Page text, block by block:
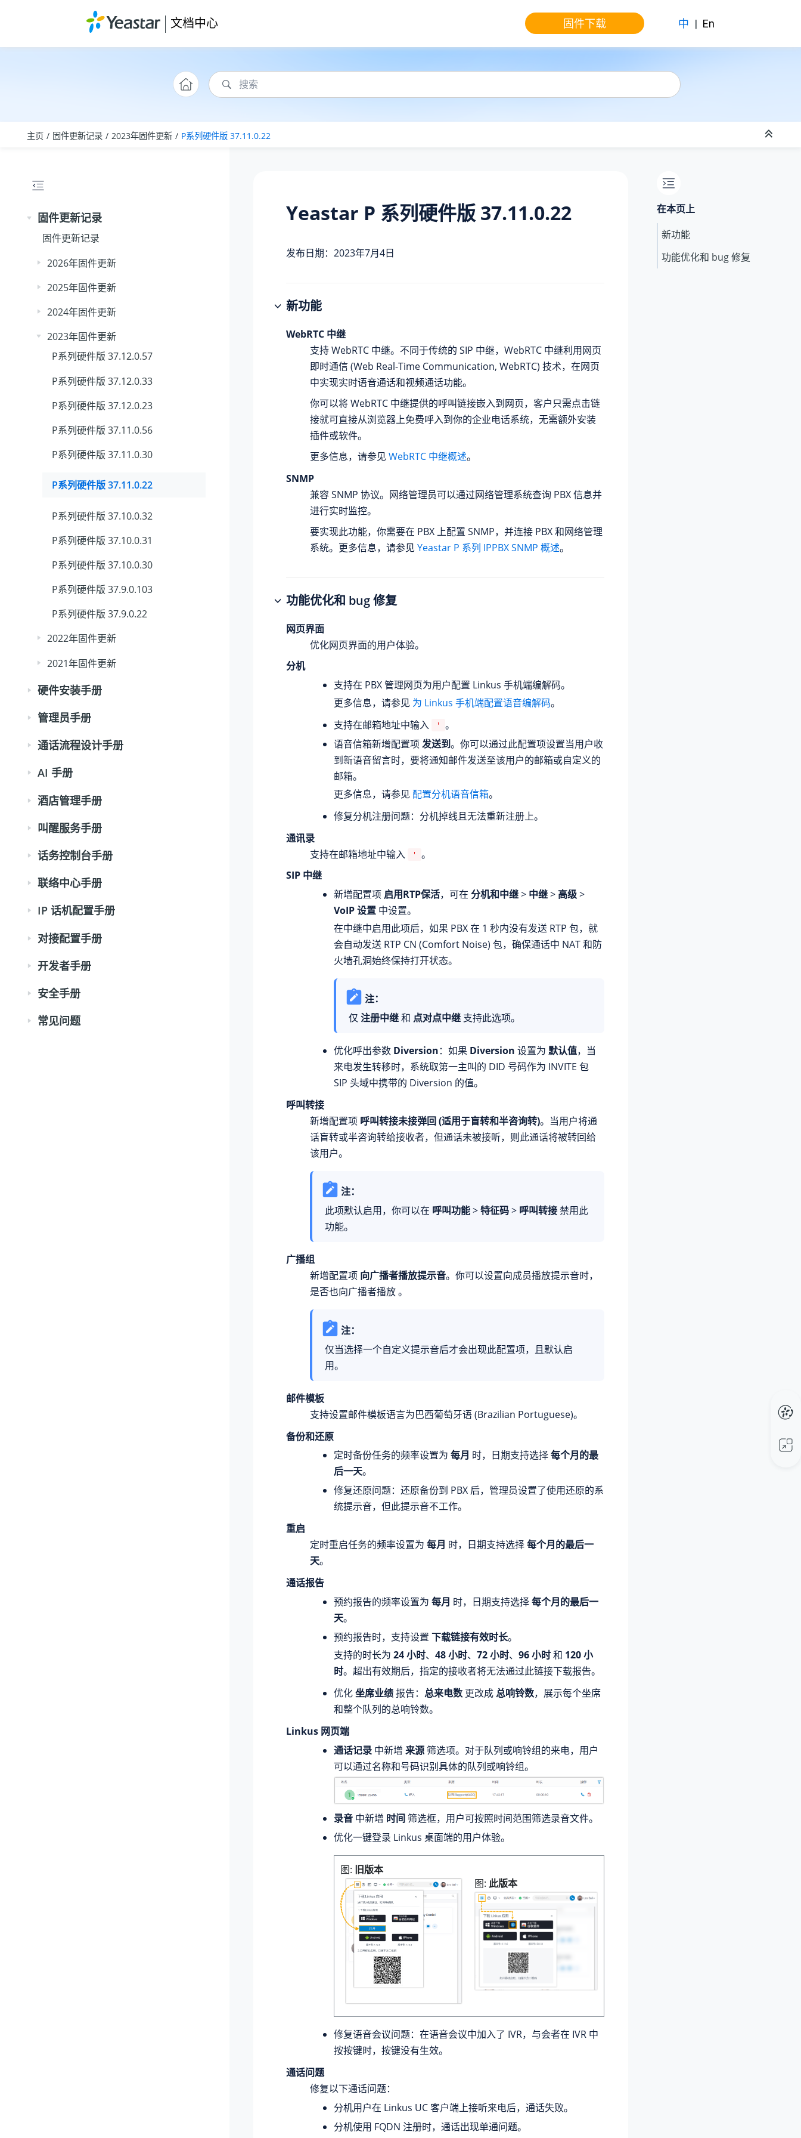
文档中心 固件下载 中 | En
主页 固件更新记录 2023年固件更新 P系列硬件版 37.11.0.22
固件更新记录
固件更新记录
2026年固件更新
2025年固件更新
2024年固件更新
2023年固件更新
P系列硬件版 37.12.0.57
P系列硬件版 37.12.0.33
P系列硬件版 37.12.0.23
P系列硬件版 37.11.0.56
P系列硬件版 37.11.0.30
P系列硬件版 37.11.0.22
P系列硬件版 37.10.0.32
P系列硬件版 37.10.0.31
P系列硬件版 37.10.0.30
P系列硬件版 37.9.0.103
P系列硬件版 37.9.0.22
2022年固件更新
2021年固件更新
硬件安装手册
管理员手册
通话流程设计手册
AI 手册
酒店管理手册
叫醒服务手册
话务控制台手册
联络中心手册
IP 话机配置手册
对接配置手册
开发者手册
安全手册
常见问题
Yeastar P 系列硬件版 37.11.0.22
发布日期：2023年7月4日
新功能
WebRTC 中继
支持 WebRTC 中继。不同于传统的 SIP 中继，WebRTC 中继利用网页
即时通信 (Web Real-Time Communication, WebRTC) 技术，在网页
中实现实时语音通话和视频通话功能。
你可以将 WebRTC 中继提供的呼叫链接嵌入到网页，客户只需点击链
接就可直接从浏览器上免费呼入到你的企业电话系统，无需额外安装
插件或软件。
更多信息，请参见 WebRTC 中继概述。
SNMP
兼容 SNMP 协议。网络管理员可以通过网络管理系统查询 PBX 信息并
进行实时监控。
要实现此功能，你需要在 PBX 上配置 SNMP，并连接 PBX 和网络管理
系统。更多信息，请参见 Yeastar P 系列 IPPBXSNMP 概述。
功能优化和 bug 修复
网页界面
优化网页界面的用户体验。
分机
支持在 PBX 管理网页为用户配置 Linkus 手机端编解码。
更多信息，请参见 为 Linkus 手机端配置语音编解码。
支持在邮箱地址中输入
' 。
语音信箱新增配置项发送到。你可以通过此配置项设置当用户收
到新语音留言时，要将通知邮件发送至该用户的邮箱或自定义的
邮箱。
更多信息，请参见 配置分机语音信箱。
修复分机注册问题：分机掉线且无法重新注册上。
通讯录
支持在邮箱地址中输入
' 。
SIP 中继
新增配置项 启用RTP保活，可在 分机和中继> 中继> 高级>
VoIP 设置 中设置。
在中继中启用此项后，如果 PBX 在 1 秒内没有发送 RTP 包，就
会自动发送 RTP CN (Comfort Noise) 包，确保通话中 NAT 和防
火墙孔洞始终保持打开状态。
注：
仅 注册中继和 点对点中继支持此选项。
优化呼出参数 Diversion：如果 Diversion 设置为 默认值，当
来电发生转移时，系统取第一主叫的 DID 号码作为 INVITE 包
SIP 头域中携带的 Diversion 的值。
呼叫转接
新增配置项 呼叫转接未接弹回 (适用于盲转和半咨询转)。当用户将通
话盲转或半咨询转给接收者，但通话未被接听，则此通话将被转回给
该用户。
注：
此项默认启用，你可以在 呼叫功能>特征码> 呼叫转接禁用此
功能。
广播组
新增配置项 向广播者播放提示音。你可以设置向成员播放提示音时，
是否也向广播者播放 。
注：
仅当选择一个自定义提示音后才会出现此配置项，且默认启
用。
邮件模板
支持设置邮件模板语言为巴西葡萄牙语 (Brazilian Portuguese)。
备份和还原
定时备份任务的频率设置为 每月 时，日期支持选择每个月的最
后一天。
修复还原问题：还原备份到 PBX 后，管理员设置了使用还原的系
统提示音，但此提示音不工作。
重启
定时重启任务的频率设置为 每月 时，日期支持选择每个月的最后一
天。
通话报告
预约报告的频率设置为 每月 时，日期支持选择每个月的最后一
天。
预约报告时，支持设置 下载链接有效时长。
支持的时长为 24 小时、 48 小时、 72 小时、 96 小时和 120 小
时。超出有效期后，指定的接收者将无法通过此链接下载报告。
优化坐席业绩报告： 总来电数 更改成 总响铃数，展示每个坐席
和整个队列的总响铃数。
Linkus 网页端
通话记录 中新增 来源 筛选项。对于队列或响铃组的来电，用户
可以通过名称和号码识别具体的队列或响铃组。
录音 中新增 时间 筛选框，用户可按照时间范围筛选录音文件。
优化一键登录 Linkus 桌面端的用户体验。
图
旧版本
图 此版本
修复语音会议问题：在语音会议中加入了 IVR，与会者在 IVR 中
按按键时，按键没有生效。
通话问题
修复以下通话问题：
分机用户在 Linkus UC 客户端上接听来电后，通话失败。
分机使用 FQDN 注册时，通话出现单通问题。
在本页上
新功能
功能优化和 bug 修复